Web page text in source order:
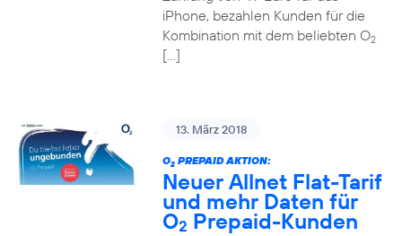
iPhone, bezahlen Kunden für die
Kombination mit dem beliebten O2
[…]
13. März 2018
O2PREPAID AKTION:
Neuer Allnet Flat-Tarif
und mehr Daten für
O2 Prepaid-Kunden